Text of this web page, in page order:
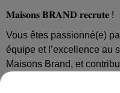
𝐌𝐚𝐢𝐬𝐨𝐧𝐬 𝐁𝐑𝐀𝐍𝐃 𝐫𝐞𝐜𝐫𝐮𝐭𝐞 !
Vous êtes passionné(e)
équipe et l’excellence au
Maisons Brand, et